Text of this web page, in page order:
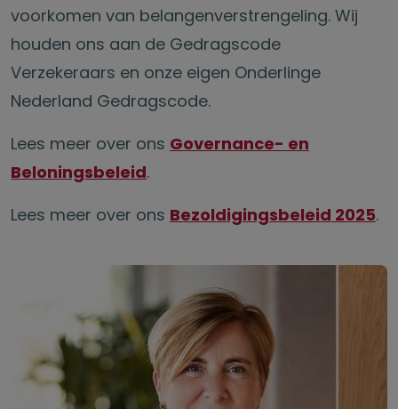
voorkomen van belangenverstrengeling. Wij
houden ons aan de Gedragscode
Verzekeraars en onze eigen Onderlinge
Nederland Gedragscode.
Lees meer over ons Governance- en
Beloningsbeleid.
Lees meer over ons Bezoldigingsbeleid 2025.